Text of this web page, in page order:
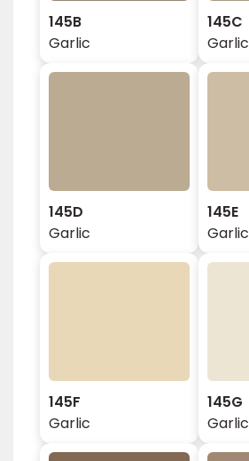
145B
Garlic
145C
Garlic
145D
Garlic
145E
Garlic
145F
Garlic
145G
Garlic